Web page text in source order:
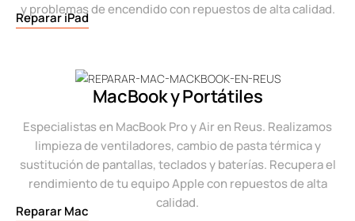
y problemas de encendido con repuestos de alta calidad.
Reparar iPad
MacBook y Portátiles
Especialistas en MacBook Pro y Air en Reus. Realizamos
limpieza de ventiladores, cambio de pasta térmica y
sustitución de pantallas, teclados y baterías. Recupera el
rendimiento de tu equipo Apple con repuestos de alta
calidad.
Reparar Mac